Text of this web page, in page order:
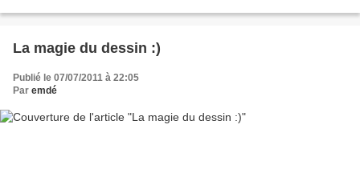
La magie du dessin :)
Publié le 07/07/2011 à 22:05
Par emdé